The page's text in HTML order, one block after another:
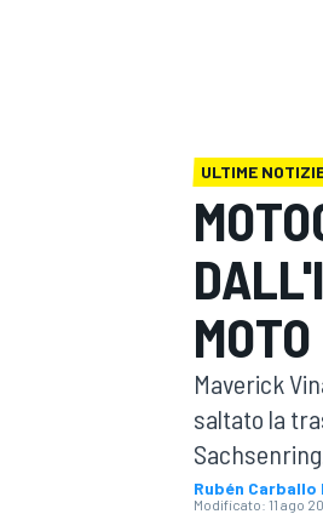
WRC
ULTIME
Maverick
saltato la
Sachsenring.
Rubén Carballo
Modificato: 11 ago